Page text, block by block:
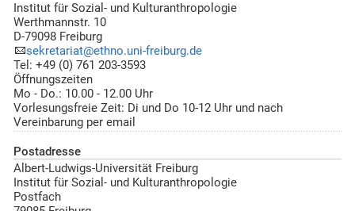
Institut für Sozial- und Kulturanthropologie
Werthmannstr. 10
D-79098 Freiburg
sekretariat@ethno.uni-freiburg.de
Tel: +49 (0) 761 203-3593
Öffnungszeiten
Mo - Do.: 10.00 - 12.00 Uhr
Vorlesungsfreie Zeit: Di und Do 10-12 Uhr und nach
Vereinbarung per email
Postadresse
Albert-Ludwigs-Universität Freiburg
Institut für Sozial- und Kulturanthropologie
Postfach